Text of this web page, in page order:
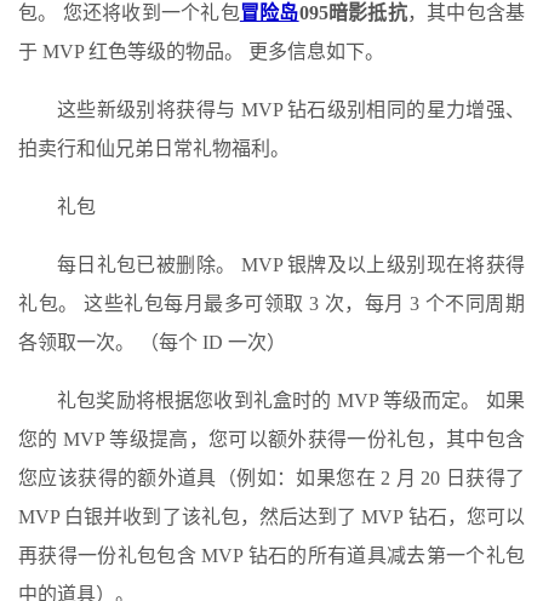
包。 您还将收到一个礼包冒险岛095暗影抵抗，其中包含基
于 MVP 红色等级的物品。 更多信息如下。
这些新级别将获得与 MVP 钻石级别相同的星力增强、
拍卖行和仙兄弟日常礼物福利。
礼包
每日礼包已被删除。 MVP 银牌及以上级别现在将获得
礼包。 这些礼包每月最多可领取 3 次，每月 3 个不同周期
各领取一次。 （每个 ID 一次）
礼包奖励将根据您收到礼盒时的 MVP 等级而定。 如果
您的 MVP 等级提高，您可以额外获得一份礼包，其中包含
您应该获得的额外道具（例如：如果您在 2 月 20 日获得了
MVP 白银并收到了该礼包，然后达到了 MVP 钻石，您可以
再获得一份礼包包含 MVP 钻石的所有道具减去第一个礼包
中的道具）。